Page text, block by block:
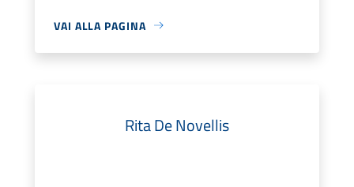
VAI ALLA PAGINA
Rita De Novellis